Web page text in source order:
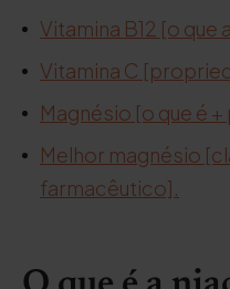
Vitamina B12 [o que
Vitamina C
Magnésio [o que é
Melhor magnésio
farmacêutico].